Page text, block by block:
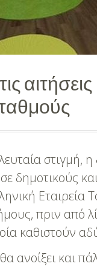
στιγμή,
δημοτικούς
Εταιρεία
πριν από
καθιστούν
θα ανοίξει και
Υπερπαραγωγή